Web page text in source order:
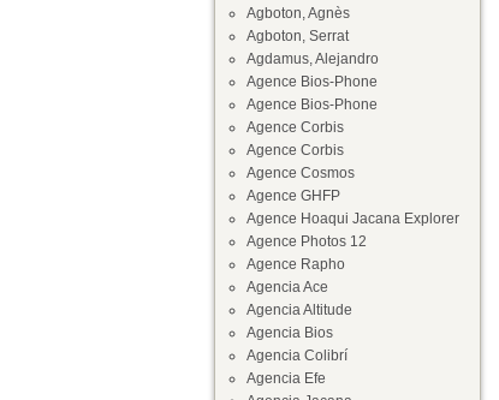
Agboton, Agnès
Agboton, Serrat
Agdamus, Alejandro
Agence Bios-Phone
Agence Bios-Phone
Agence Corbis
Agence Corbis
Agence Cosmos
Agence GHFP
Agence Hoaqui Jacana Explorer
Agence Photos 12
Agence Rapho
Agencia Ace
Agencia Altitude
Agencia Bios
Agencia Colibrí
Agencia Efe